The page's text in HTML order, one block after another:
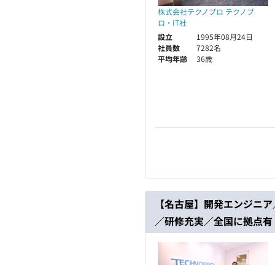
株式会社テクノプロ テクノプ
ロ・IT社
設立
1995年08月24日
社員数
7282名
平均年齢
36歳
【名古屋】開発エンジニ
／研修充実／全国に拠点有